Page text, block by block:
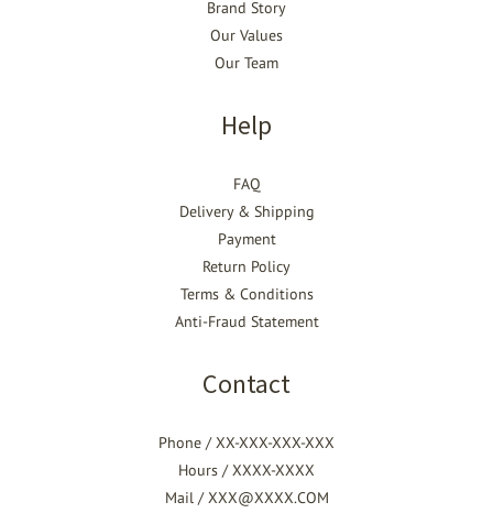
Brand Story
Our Values
Our Team
Help
FAQ
Delivery & Shipping
Payment
Return Policy
Terms & Conditions
Anti-Fraud Statement
Contact
Phone / XX-XXX-XXX-XXX
Hours / XXXX-XXXX
Mail / XXX@XXXX.COM